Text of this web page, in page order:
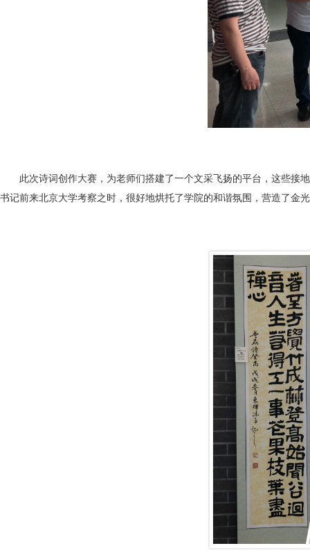
此次诗词创作大赛，为老师们搭建了一个文采飞扬的平台，这些接
书记前来北京大学考察之时，很好地烘托了学院的和谐氛围，营造了金